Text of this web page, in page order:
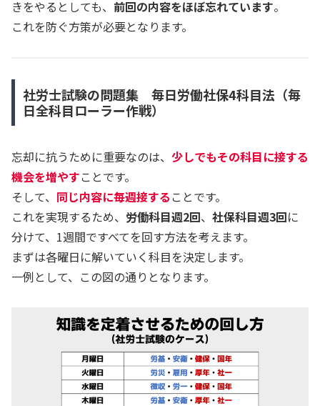
きをやるとしても、 前回の内容をほぼ忘れています。
これを防ぐ方策が必要となります。
社労士試験の問題集 毎日労働社保4科目法（毎
日全科目ローラー作戦）
忘却に抗うために重要なのは、 少しでもその科目に接する
機会を増やすことです。
そして、 同じ内容に毎週接する ことです。
これを実現するため、 労働科目週2回、 社保科目週3回に
分けて、1週間ですべてを回す方法を考えます。
まずは各曜日に解いていく科目を決定します。
一例として、この図の通りとなります。